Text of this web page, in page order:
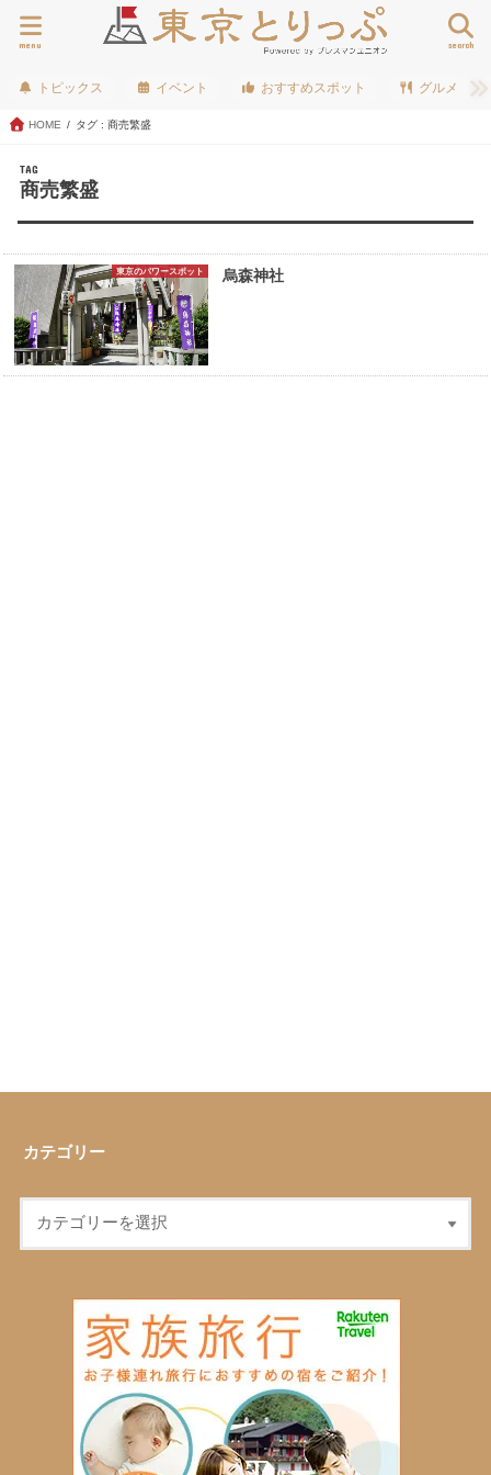
search
menu
トピックス イベント おすすめスポット グルメ
HOME タグ : 商売繁盛
TAG
商売繁盛
東京のパワースポット 烏森神社
カテゴリー